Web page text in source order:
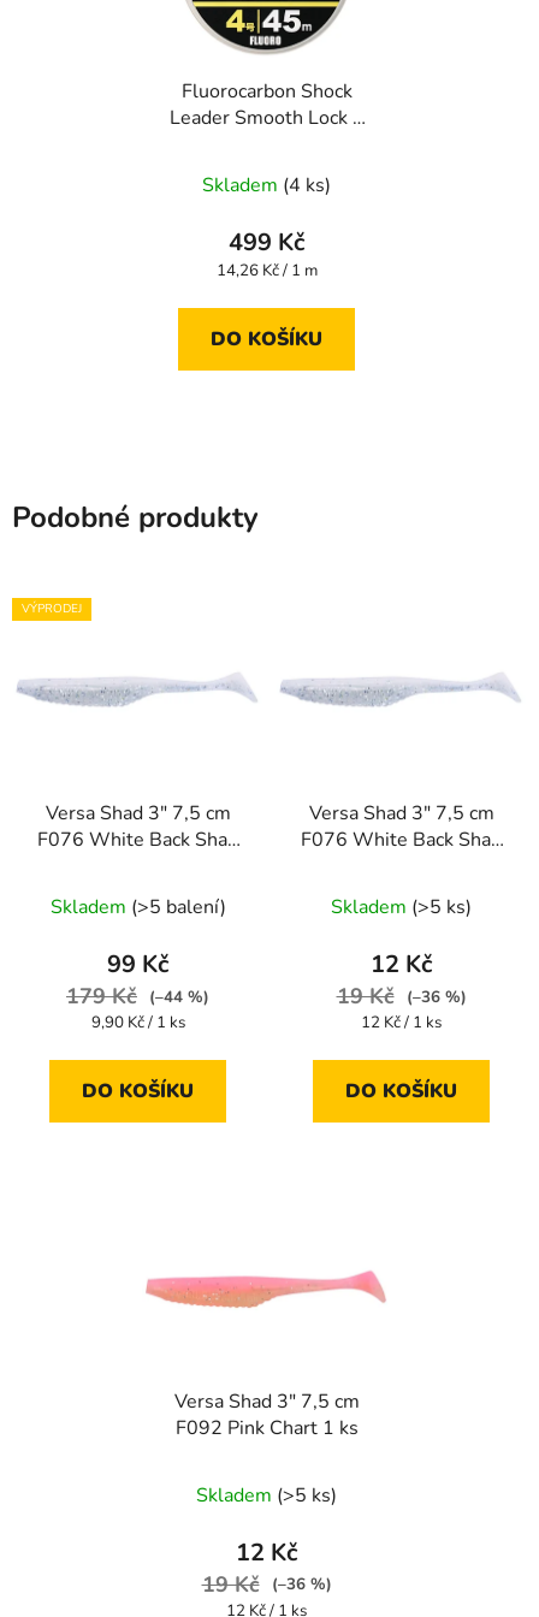
Fluorocarbon Shock
Leader Smooth Lock +
Skladem (4 ks)
499 Kč
Měrná
14,26 Kč / 1 m
DO KOŠÍKU
Podobné produkty
VÝPRODEJ
Versa Shad 3" 7,5 cm
F076 White Back Shad
Skladem (>5 balení)
99 Kč
179 Kč
(–44 %)
Měrná
9,90 Kč / 1 ks
DO KOŠÍKU
Versa Shad 3" 7,5 cm
F076 White Back Shad
Skladem (>5 ks)
12 Kč
19 Kč
(–36 %)
Měrná
12 Kč / 1 ks
DO KOŠÍKU
Versa Shad 3" 7,5 cm
F092 Pink Chart 1 ks
Skladem (>5 ks)
12 Kč
19 Kč
(–36 %)
Měrná
12 Kč / 1 ks